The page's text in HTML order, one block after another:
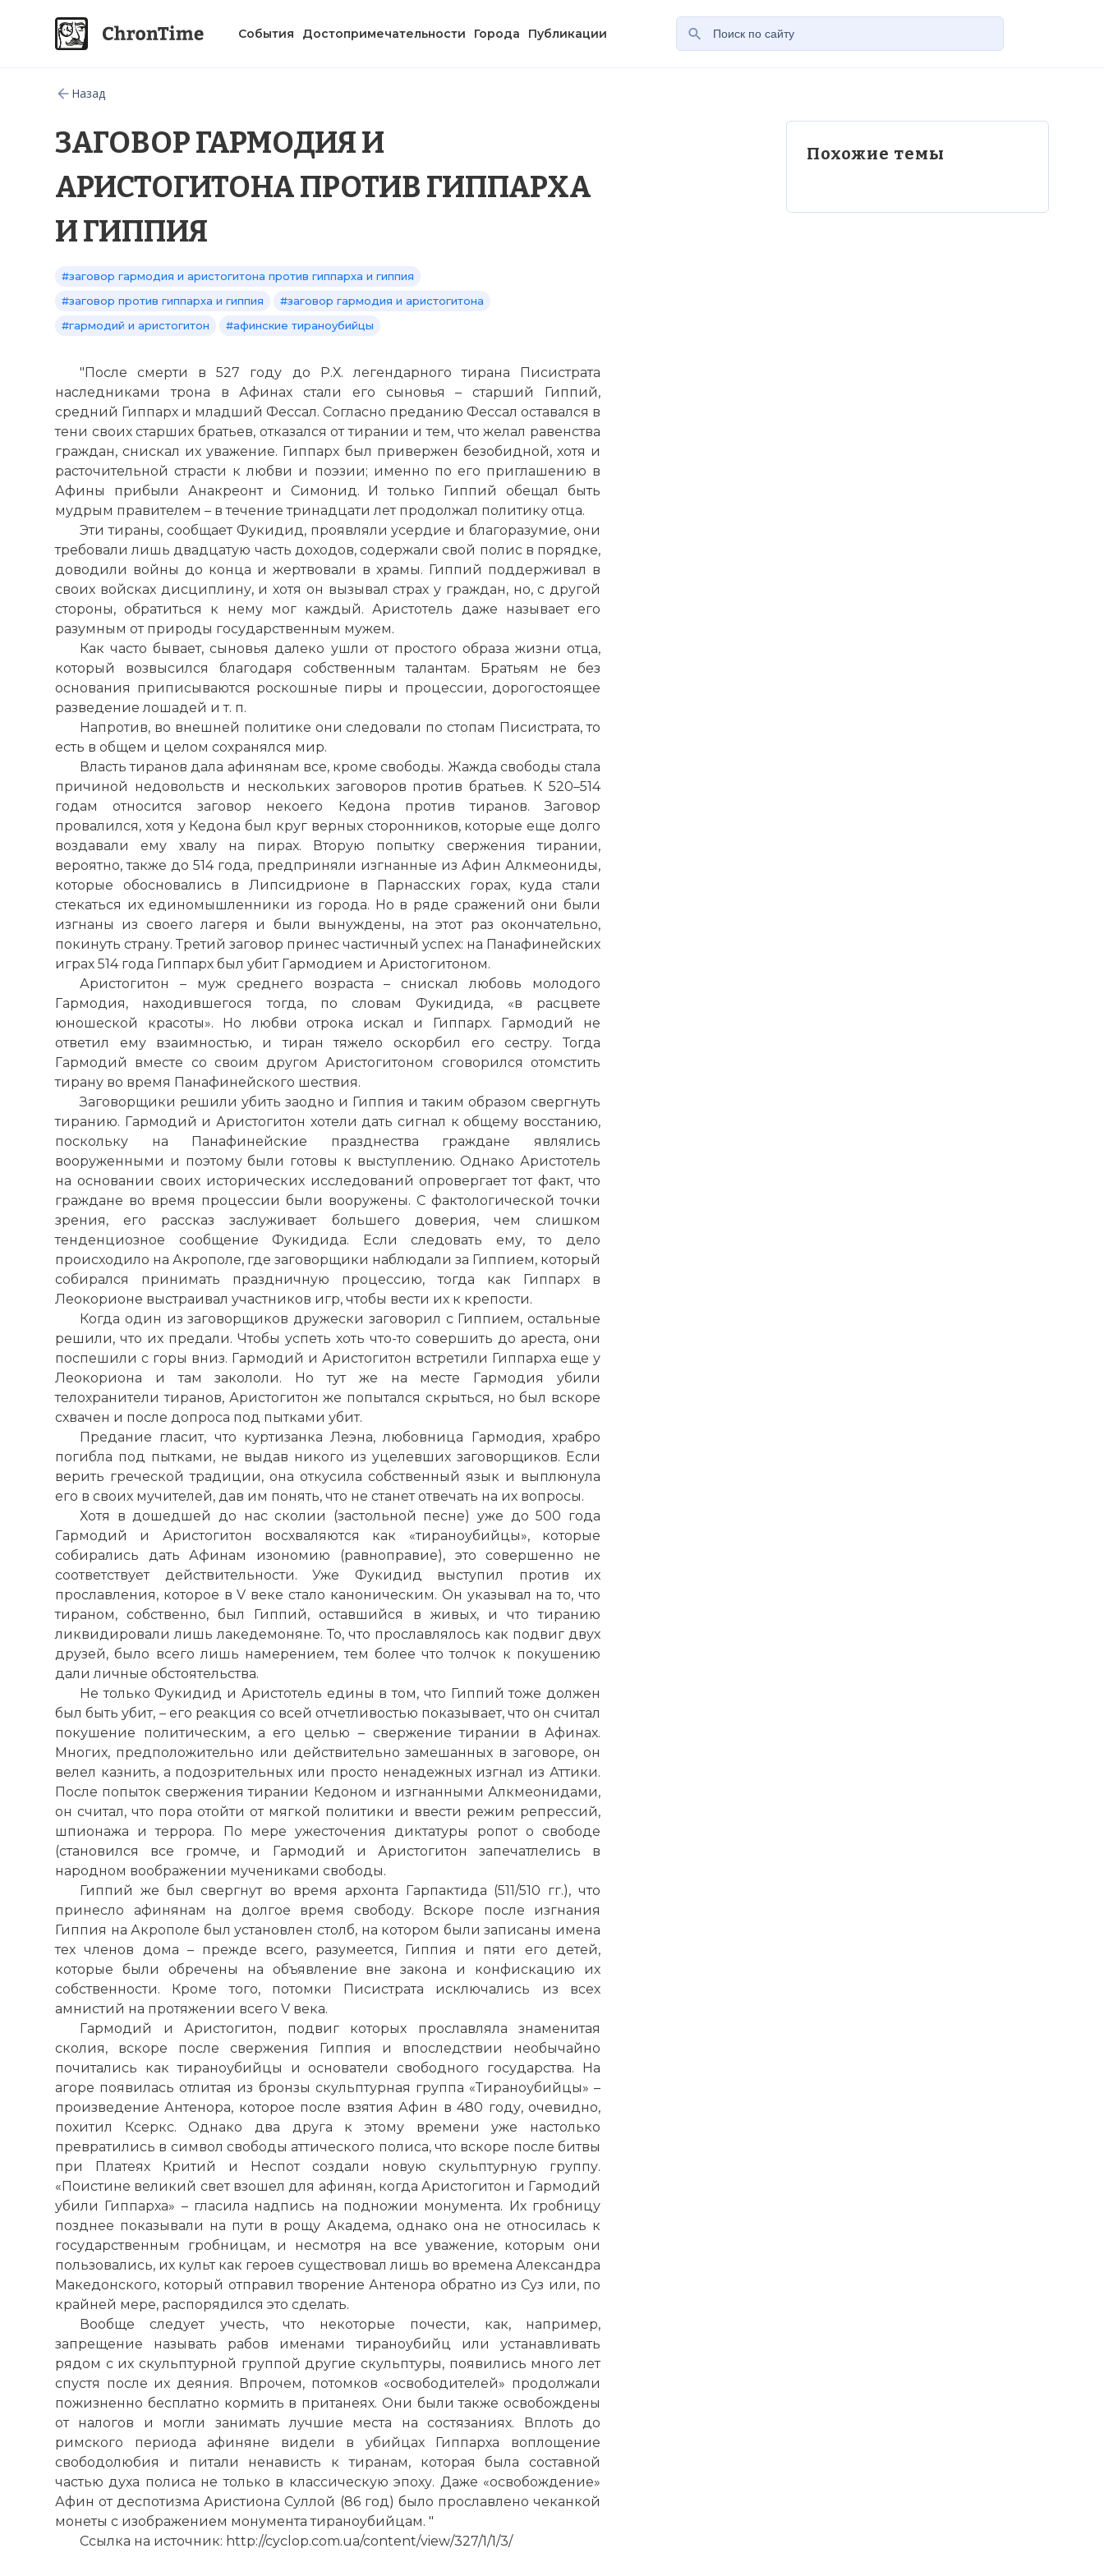
События Достопримечательности Города Публикации
Назад
ЗАГОВОР ГАРМОДИЯ И
АРИСТОГИТОНА ПРОТИВ ГИППАРХА
И ГИППИЯ
#заговор гармодия и аристогитона против гиппарха и гиппия
#заговор против гиппарха и гиппия
#заговор гармодия и аристогитона
#гармодий и аристогитон
#афинские тираноубийцы
"После смерти в 527 году до Р.Х. легендарного тирана Писистрата
наследниками трона в Афинах стали его сыновья – старший Гиппий,
средний Гиппарх и младший Фессал. Согласно преданию Фессал оставался в
тени своих старших братьев, отказался от тирании и тем, что желал равенства
граждан, снискал их уважение. Гиппарх был привержен безобидной, хотя и
расточительной страсти к любви и поэзии; именно по его приглашению в
Афины прибыли Анакреонт и Симонид. И только Гиппий обещал быть
мудрым правителем – в течение тринадцати лет продолжал политику отца.
Эти тираны, сообщает Фукидид, проявляли усердие и благоразумие, они
требовали лишь двадцатую часть доходов, содержали свой полис в порядке,
доводили войны до конца и жертвовали в храмы. Гиппий поддерживал в
своих войсках дисциплину, и хотя он вызывал страх у граждан, но, с другой
стороны, обратиться к нему мог каждый. Аристотель даже называет его
разумным от природы государственным мужем.
Как часто бывает, сыновья далеко ушли от простого образа жизни отца,
который возвысился благодаря собственным талантам. Братьям не без
основания приписываются роскошные пиры и процессии, дорогостоящее
разведение лошадей и т. п.
Напротив, во внешней политике они следовали по стопам Писистрата, то
есть в общем и целом сохранялся мир.
Власть тиранов дала афинянам все, кроме свободы. Жажда свободы стала
причиной недовольств и нескольких заговоров против братьев. К 520–514
годам относится заговор некоего Кедона против тиранов. Заговор
провалился, хотя у Кедона был круг верных сторонников, которые еще долго
воздавали ему хвалу на пирах. Вторую попытку свержения тирании,
вероятно, также до 514 года, предприняли изгнанные из Афин Алкмеониды,
которые обосновались в Липсидрионе в Парнасских горах, куда стали
стекаться их единомышленники из города. Но в ряде сражений они были
изгнаны из своего лагеря и были вынуждены, на этот раз окончательно,
покинуть страну. Третий заговор принес частичный успех: на Панафинейских
играх 514 года Гиппарх был убит Гармодием и Аристогитоном.
Аристогитон – муж среднего возраста – снискал любовь молодого
Гармодия, находившегося тогда, по словам Фукидида, «в расцвете
юношеской красоты». Но любви отрока искал и Гиппарх. Гармодий не
ответил ему взаимностью, и тиран тяжело оскорбил его сестру. Тогда
Гармодий вместе со своим другом Аристогитоном сговорился отомстить
тирану во время Панафинейского шествия.
Заговорщики решили убить заодно и Гиппия и таким образом свергнуть
тиранию. Гармодий и Аристогитон хотели дать сигнал к общему восстанию,
поскольку на Панафинейские празднества граждане являлись
вооруженными и поэтому были готовы к выступлению. Однако Аристотель
на основании своих исторических исследований опровергает тот факт, что
граждане во время процессии были вооружены. С фактологической точки
зрения, его рассказ заслуживает большего доверия, чем слишком
тенденциозное сообщение Фукидида. Если следовать ему, то дело
происходило на Акрополе, где заговорщики наблюдали за Гиппием, который
собирался принимать праздничную процессию, тогда как Гиппарх в
Леокорионе выстраивал участников игр, чтобы вести их к крепости.
Когда один из заговорщиков дружески заговорил с Гиппием, остальные
решили, что их предали. Чтобы успеть хоть что-то совершить до ареста, они
поспешили с горы вниз. Гармодий и Аристогитон встретили Гиппарха еще у
Леокориона и там закололи. Но тут же на месте Гармодия убили
телохранители тиранов, Аристогитон же попытался скрыться, но был вскоре
схвачен и после допроса под пытками убит.
Предание гласит, что куртизанка Леэна, любовница Гармодия, храбро
погибла под пытками, не выдав никого из уцелевших заговорщиков. Если
верить греческой традиции, она откусила собственный язык и выплюнула
его в своих мучителей, дав им понять, что не станет отвечать на их вопросы.
Хотя в дошедшей до нас сколии (застольной песне) уже до 500 года
Гармодий и Аристогитон восхваляются как «тираноубийцы», которые
собирались дать Афинам изономию (равноправие), это совершенно не
соответствует действительности. Уже Фукидид выступил против их
прославления, которое в V веке стало каноническим. Он указывал на то, что
тираном, собственно, был Гиппий, оставшийся в живых, и что тиранию
ликвидировали лишь лакедемоняне. То, что прославлялось как подвиг двух
друзей, было всего лишь намерением, тем более что толчок к покушению
дали личные обстоятельства.
Не только Фукидид и Аристотель едины в том, что Гиппий тоже должен
был быть убит, – его реакция со всей отчетливостью показывает, что он считал
покушение политическим, а его целью – свержение тирании в Афинах.
Многих, предположительно или действительно замешанных в заговоре, он
велел казнить, а подозрительных или просто ненадежных изгнал из Аттики.
После попыток свержения тирании Кедоном и изгнанными Алкмеонидами,
он считал, что пора отойти от мягкой политики и ввести режим репрессий,
шпионажа и террора. По мере ужесточения диктатуры ропот о свободе
(становился все громче, и Гармодий и Аристогитон запечатлелись в
народном воображении мучениками свободы.
Гиппий же был свергнут во время архонта Гарпактида (511/510 гг.), что
принесло афинянам на долгое время свободу. Вскоре после изгнания
Гиппия на Акрополе был установлен столб, на котором были записаны имена
тех членов дома – прежде всего, разумеется, Гиппия и пяти его детей,
которые были обречены на объявление вне закона и конфискацию их
собственности. Кроме того, потомки Писистрата исключались из всех
амнистий на протяжении всего V века.
Гармодий и Аристогитон, подвиг которых прославляла знаменитая
сколия, вскоре после свержения Гиппия и впоследствии необычайно
почитались как тираноубийцы и основатели свободного государства. На
агоре появилась отлитая из бронзы скульптурная группа «Тираноубийцы» –
произведение Антенора, которое после взятия Афин в 480 году, очевидно,
похитил Ксеркс. Однако два друга к этому времени уже настолько
превратились в символ свободы аттического полиса, что вскоре после битвы
при Платеях Критий и Неспот создали новую скульптурную группу.
«Поистине великий свет взошел для афинян, когда Аристогитон и Гармодий
убили Гиппарха» – гласила надпись на подножии монумента. Их гробницу
позднее показывали на пути в рощу Академа, однако она не относилась к
государственным гробницам, и несмотря на все уважение, которым они
пользовались, их культ как героев существовал лишь во времена Александра
Македонского, который отправил творение Антенора обратно из Суз или, по
крайней мере, распорядился это сделать.
Вообще следует учесть, что некоторые почести, как, например,
запрещение называть рабов именами тираноубийц или устанавливать
рядом с их скульптурной группой другие скульптуры, появились много лет
спустя после их деяния. Впрочем, потомков «освободителей» продолжали
пожизненно бесплатно кормить в пританеях. Они были также освобождены
от налогов и могли занимать лучшие места на состязаниях. Вплоть до
римского периода афиняне видели в убийцах Гиппарха воплощение
свободолюбия и питали ненависть к тиранам, которая была составной
частью духа полиса не только в классическую эпоху. Даже «освобождение»
Афин от деспотизма Аристиона Суллой (86 год) было прославлено чеканкой
монеты с изображением монумента тираноубийцам. "
Ссылка на источник: http://cyclop.com.ua/content/view/327/1/1/3/
Похожие темы
☓
Гармодий и Аристогитон на аттической вазе V века до н. э.
Фото статьи: